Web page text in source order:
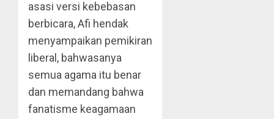
asasi versi kebebasan
berbicara, Afi hendak
menyampaikan pemikiran
liberal, bahwasanya
semua agama itu benar
dan memandang bahwa
fanatisme keagamaan